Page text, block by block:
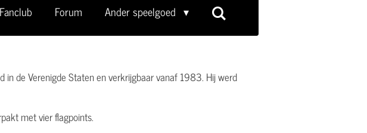
Fanclub Forum Ander speelgoed
in de Verenigde Staten en verkrijgbaar vanaf 1983. Hij werd
met vier flagpoints.